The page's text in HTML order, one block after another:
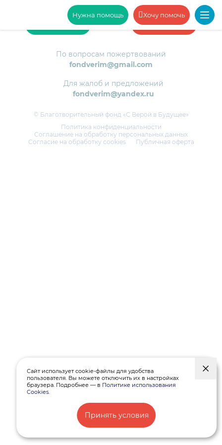
Нужна помощь Хочу помочь
Нужна помощь Хочу помочь
По вопросам пожертвований
fondverim@gmail.com
Для жалоб и предложений
fondverim@yandex.ru
© Благотворительный фонд «С Верой в Будущее»
Политика конфиденциальности
Соглашение на обработку персональных данных
Согласие на обработку cookies
Публичная оферта
Сайт использует cookie-файлы для удобства
пользователя. Вы можете отключить их в настройках
браузера. Подробнее — в Политике использования
Cookies.
Принять условия